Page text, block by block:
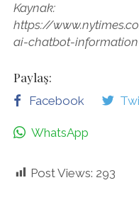
Kaynak:
https://
ai-chatbot-
Paylaş:
Facebook
WhatsApp
Post Views: 293